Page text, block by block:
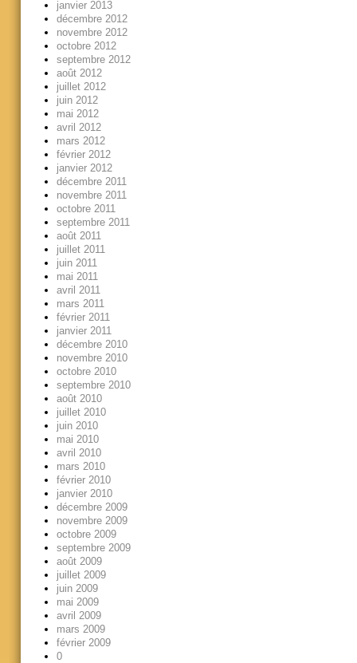
janvier 2013
décembre 2012
novembre 2012
octobre 2012
septembre 2012
août 2012
juillet 2012
juin 2012
mai 2012
avril 2012
mars 2012
février 2012
janvier 2012
décembre 2011
novembre 2011
octobre 2011
septembre 2011
août 2011
juillet 2011
juin 2011
mai 2011
avril 2011
mars 2011
février 2011
janvier 2011
décembre 2010
novembre 2010
octobre 2010
septembre 2010
août 2010
juillet 2010
juin 2010
mai 2010
avril 2010
mars 2010
février 2010
janvier 2010
décembre 2009
novembre 2009
octobre 2009
septembre 2009
août 2009
juillet 2009
juin 2009
mai 2009
avril 2009
mars 2009
février 2009
0